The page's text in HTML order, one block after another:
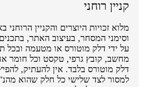
קניין רוחני
מלוא זכויות היוצרים והקניין הרוחני
וסימני המסחר, בעיצוב האתר, בתכנים
על ידי דלק מוטורס או מטעמה ובכל
מחשב, קובץ גרפי, טקסט וכל חומר
דלק מוטורס בלבד. אין להעתיק, להפיץ,
למסור לצד שלישי כל חלק שהוא